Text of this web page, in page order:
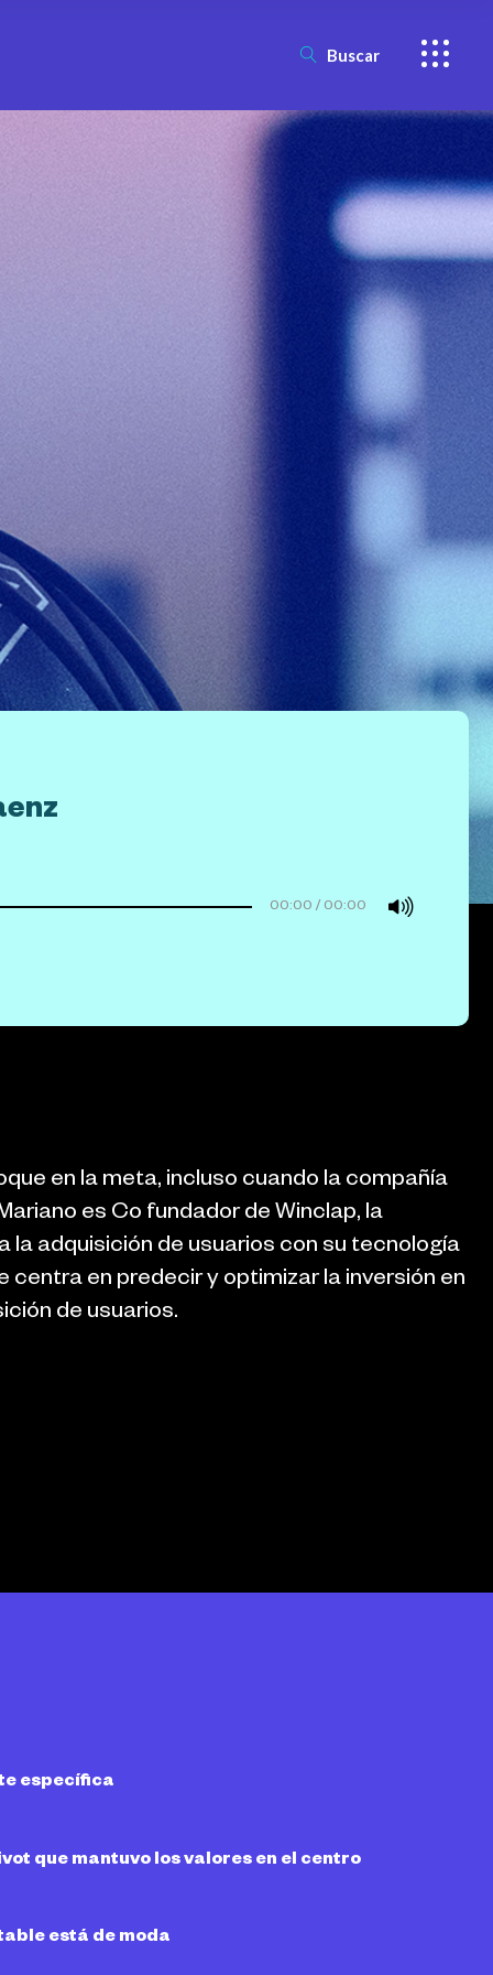
Buscar
00:00 / 00:00
en la meta, incluso cuando la compañía
es Co fundador de Winclap, la
la adquisición de usuarios con su tecnología
centra en predecir y optimizar la inversión en
de usuarios.
específica
que mantuvo los valores en el centro
está de moda